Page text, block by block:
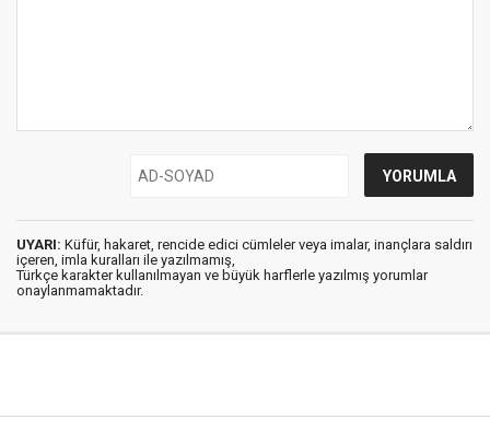
UYARI: Küfür, hakaret, rencide edici cümleler veya imalar, inançlara saldırı
içeren, imla kuralları ile yazılmamış,
Türkçe karakter kullanılmayan ve büyük harflerle yazılmış yorumlar
onaylanmamaktadır.